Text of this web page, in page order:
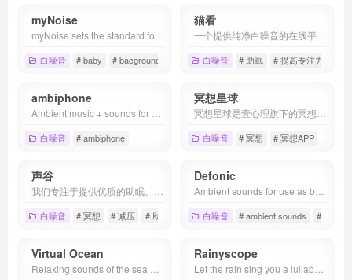
myNoise
白噪音 # baby # bacground sounds # background music
猫看
白噪音 # 助眠 # 提高专注力
ambiphone
白噪音 # ambiphone
冥想星球
白噪音 # 冥想 # 冥想APP
声谷
白噪音 # 冥想 # 减压 # 助眠
Defonic
白噪音 # ambient sounds #
Virtual Ocean Rainyscope